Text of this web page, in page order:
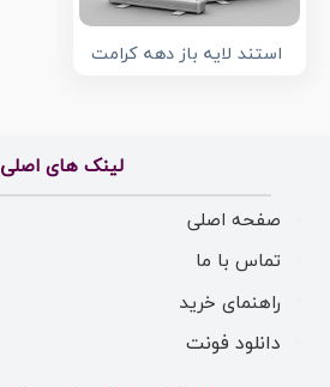
استند لایه باز دهه کرامت
لینک های اصلی
صفحه اصلی
تماس با ما
راهنمای خرید
دانلود فونت